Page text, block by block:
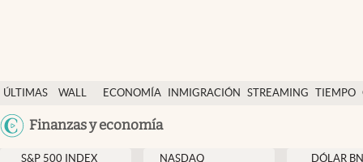
ÚLTIMAS
NOTICIAS
WALL
DÓLAR
ECONOMÍA INMIGRACIÓN STREAMING TIEMPO
Finanzas y economía
Finanzas y economía
Wall Street y dólar
Inmigración
S&P 500 INDEX
NASDAQ
DÓLAR